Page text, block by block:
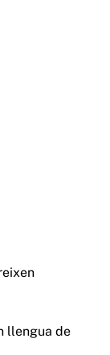
llengua de